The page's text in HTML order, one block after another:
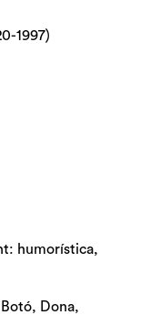
1997)
humorística,
Botó, Dona,